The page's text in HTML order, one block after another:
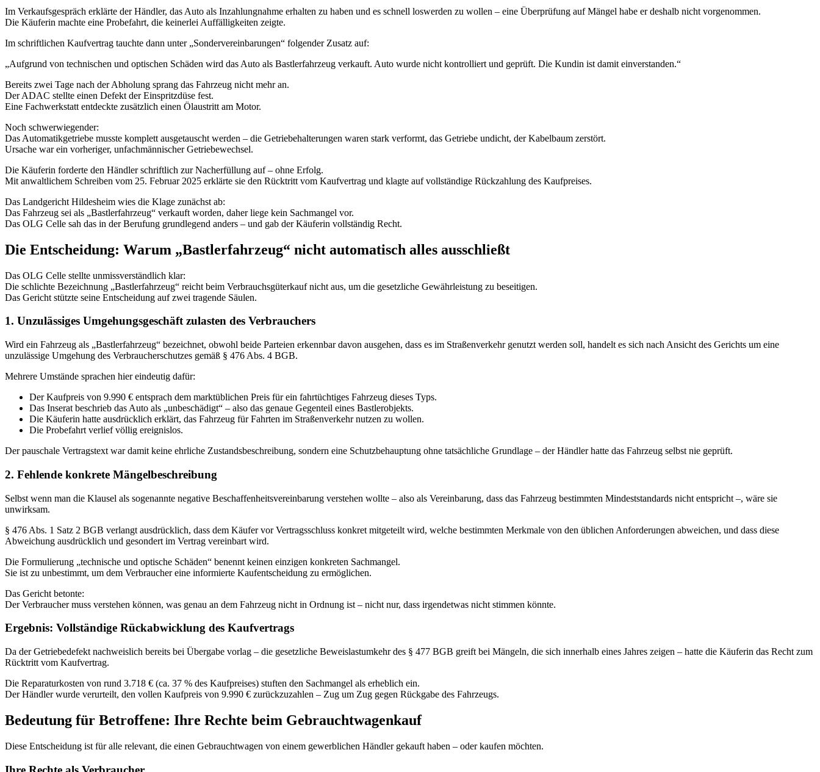
Im Verkaufsgespräch erklärte der Händler, das Auto als Inzahlungnahme erhalten zu haben und es schnell loswerden zu wollen – eine Überprüfung auf Mängel habe er deshalb nicht vorgenommen.
Die Käuferin machte eine Probefahrt, die keinerlei Auffälligkeiten zeigte.
Im schriftlichen Kaufvertrag tauchte dann unter „Sondervereinbarungen“ folgender Zusatz auf:
„Aufgrund von technischen und optischen Schäden wird das Auto als Bastlerfahrzeug verkauft. Auto wurde nicht kontrolliert und geprüft. Die Kundin ist damit einverstanden.“
Bereits zwei Tage nach der Abholung sprang das Fahrzeug nicht mehr an.
Der ADAC stellte einen Defekt der Einspritzdüse fest.
Eine Fachwerkstatt entdeckte zusätzlich einen Ölaustritt am Motor.
Noch schwerwiegender:
Das Automatikgetriebe musste komplett ausgetauscht werden – die Getriebehalterungen waren stark verformt, das Getriebe undicht, der Kabelbaum zerstört.
Ursache war ein vorheriger, unfachmännischer Getriebewechsel.
Die Käuferin forderte den Händler schriftlich zur Nacherfüllung auf – ohne Erfolg.
Mit anwaltlichem Schreiben vom 25. Februar 2025 erklärte sie den Rücktritt vom Kaufvertrag und klagte auf vollständige Rückzahlung des Kaufpreises.
Das Landgericht Hildesheim wies die Klage zunächst ab:
Das Fahrzeug sei als „Bastlerfahrzeug“ verkauft worden, daher liege kein Sachmangel vor.
Das OLG Celle sah das in der Berufung grundlegend anders – und gab der Käuferin vollständig Recht.
Die Entscheidung: Warum „Bastlerfahrzeug“ nicht automatisch alles ausschließt
Das OLG Celle stellte unmissverständlich klar:
Die schlichte Bezeichnung „Bastlerfahrzeug“ reicht beim Verbrauchsgüterkauf nicht aus, um die gesetzliche Gewährleistung zu beseitigen.
Das Gericht stützte seine Entscheidung auf zwei tragende Säulen.
1. Unzulässiges Umgehungsgeschäft zulasten des Verbrauchers
Wird ein Fahrzeug als „Bastlerfahrzeug“ bezeichnet, obwohl beide Parteien erkennbar davon ausgehen, dass es im Straßenverkehr genutzt werden soll, handelt es sich nach Ansicht des Gerichts um eine
unzulässige Umgehung des Verbraucherschutzes gemäß § 476 Abs. 4 BGB.
Mehrere Umstände sprachen hier eindeutig dafür:
Der Kaufpreis von 9.990 € entsprach dem marktüblichen Preis für ein fahrtüchtiges Fahrzeug dieses Typs.
Das Inserat beschrieb das Auto als „unbeschädigt“ – also das genaue Gegenteil eines Bastlerobjekts.
Die Käuferin hatte ausdrücklich erklärt, das Fahrzeug für Fahrten im Straßenverkehr nutzen zu wollen.
Die Probefahrt verlief völlig ereignislos.
Der pauschale Vertragstext war damit keine ehrliche Zustandsbeschreibung, sondern eine Schutzbehauptung ohne tatsächliche Grundlage – der Händler hatte das Fahrzeug selbst nie geprüft.
2. Fehlende konkrete Mängelbeschreibung
Selbst wenn man die Klausel als sogenannte negative Beschaffenheitsvereinbarung verstehen wollte – also als Vereinbarung, dass das Fahrzeug bestimmten Mindeststandards nicht entspricht –, wäre sie
unwirksam.
§ 476 Abs. 1 Satz 2 BGB verlangt ausdrücklich, dass dem Käufer vor Vertragsschluss konkret mitgeteilt wird, welche bestimmten Merkmale von den üblichen Anforderungen abweichen, und dass diese
Abweichung ausdrücklich und gesondert im Vertrag vereinbart wird.
Die Formulierung „technische und optische Schäden“ benennt keinen einzigen konkreten Sachmangel.
Sie ist zu unbestimmt, um dem Verbraucher eine informierte Kaufentscheidung zu ermöglichen.
Das Gericht betonte:
Der Verbraucher muss verstehen können, was genau an dem Fahrzeug nicht in Ordnung ist – nicht nur, dass irgendetwas nicht stimmen könnte.
Ergebnis: Vollständige Rückabwicklung des Kaufvertrags
Da der Getriebedefekt nachweislich bereits bei Übergabe vorlag – die gesetzliche Beweislastumkehr des § 477 BGB greift bei Mängeln, die sich innerhalb eines Jahres zeigen – hatte die Käuferin das Recht zum
Rücktritt vom Kaufvertrag.
Die Reparaturkosten von rund 3.718 € (ca. 37 % des Kaufpreises) stuften den Sachmangel als erheblich ein.
Der Händler wurde verurteilt, den vollen Kaufpreis von 9.990 € zurückzuzahlen – Zug um Zug gegen Rückgabe des Fahrzeugs.
Bedeutung für Betroffene: Ihre Rechte beim Gebrauchtwagenkauf
Diese Entscheidung ist für alle relevant, die einen Gebrauchtwagen von einem gewerblichen Händler gekauft haben – oder kaufen möchten.